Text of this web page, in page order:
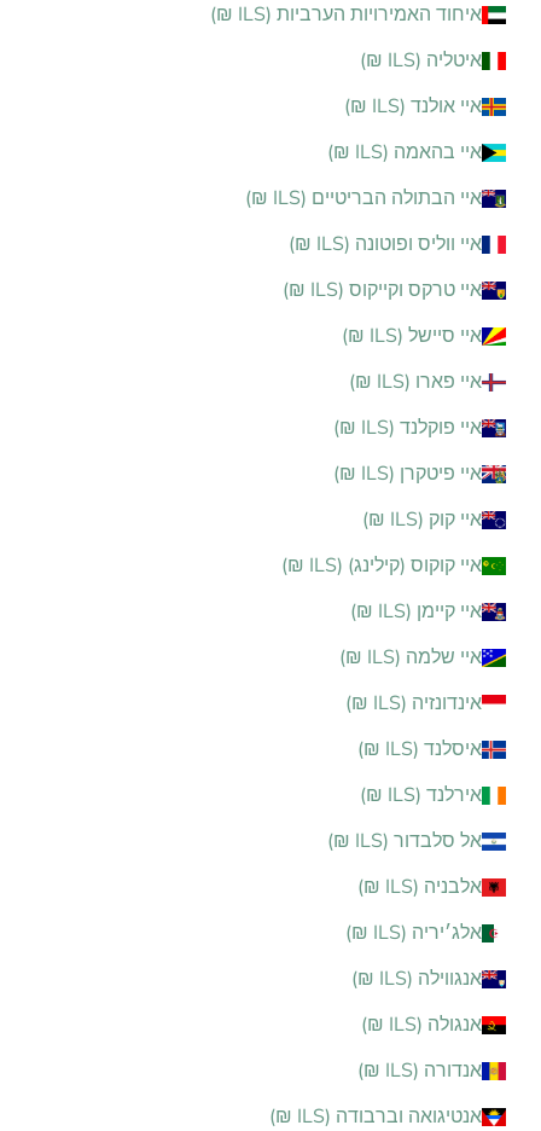
איחוד האמירויות הערביות (ILS ₪)
איטליה (ILS ₪)
איי אולנד (ILS ₪)
איי בהאמה (ILS ₪)
איי הבתולה הבריטיים (ILS ₪)
איי ווליס ופוטונה (ILS ₪)
איי טרקס וקייקוס (ILS ₪)
איי סיישל (ILS ₪)
איי פארו (ILS ₪)
איי פוקלנד (ILS ₪)
איי פיטקרן (ILS ₪)
איי קוק (ILS ₪)
איי קוקוס (קילינג) (ILS ₪)
איי קיימן (ILS ₪)
איי שלמה (ILS ₪)
אינדונזיה (ILS ₪)
איסלנד (ILS ₪)
אירלנד (ILS ₪)
אל סלבדור (ILS ₪)
אלבניה (ILS ₪)
אלג׳יריה (ILS ₪)
אנגווילה (ILS ₪)
אנגולה (ILS ₪)
אנדורה (ILS ₪)
אנטיגואה וברבודה (ILS ₪)